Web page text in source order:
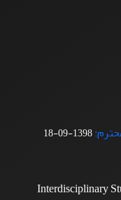
1398-09-18
Interdisciplinary